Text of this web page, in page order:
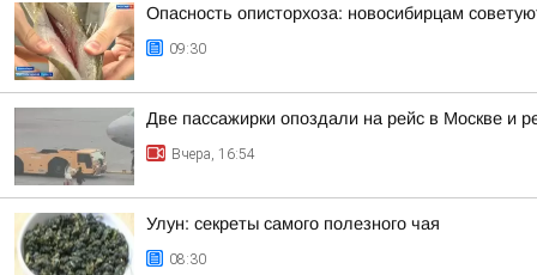
Опасность описторхоза: новосибирцам
09:30
Две пассажирки опоздали на рейс в Москве и
Вчера, 16:54
Улун: секреты самого полезного чая
08:30